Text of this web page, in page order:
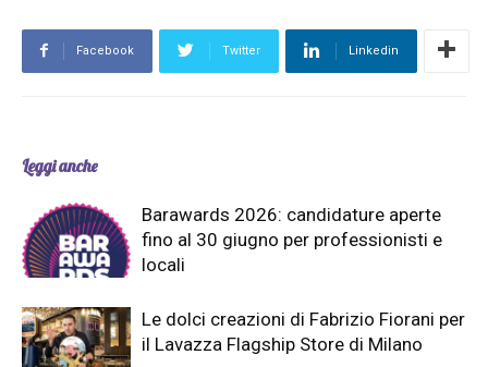
Facebook Twitter Linkedin
Leggi anche
Barawards 2026: candidature aperte
fino al 30 giugno per professionisti e
locali
Le dolci creazioni di Fabrizio Fiorani per
il Lavazza Flagship Store di Milano